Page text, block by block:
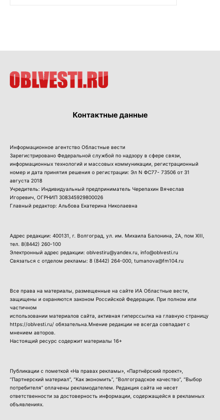
Контактные данные
Информационное агентство Областные вести
Зарегистрировано Федеральной службой по надзору в сфере связи,
информационных технологий и массовых коммуникации, регистрационный
номер и дата принятия решения о регистрации: Эл N ФС77- 73506 от 31
августа 2018
Учредитель: Индивидуальный предприниматель Черепахин Вячеслав
Игоревич, ОГРНИП 308345929800026
Главный редактор: Альбова Екатерина Николаевна
Адрес редакции: 400131, г. Волгоград, ул. им. Михаила Балонина, 2А, пом XIII,
тел. 8(8442) 260-100
Электронный адрес редакции: oblvestiru@yandex.ru, info@oblvesti.ru
Связаться с отделом рекламы: 8 (8442) 264-000 , tumanova@fm104.ru
Все права на материалы, размещенные на сайте ИА Областные вести,
защищены и охраняются законом Российской Федерации. При полном или
частичном
использовании материалов сайта, активная гиперссылка на главную страницу
https://oblvesti.ru/ обязательна.Мнение редакции не всегда совпадает с
мнением авторов.
Настоящий ресурс содержит материалы 16+
Публикации с пометкой «На правах рекламы», «Партнёрский проект»,
“Партнерский материал”, “Как экономить”, “Волгоградское качество”, “Выбор
потребителя” оплачены рекламодателем. Редакция сайта не несет
ответственности за достоверность информации, содержащейся в рекламных
объявлениях.